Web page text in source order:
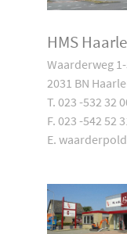
HMS
Waarderweg
2031 BN
T. 023 -532 32
F. 023 -542 52
E.